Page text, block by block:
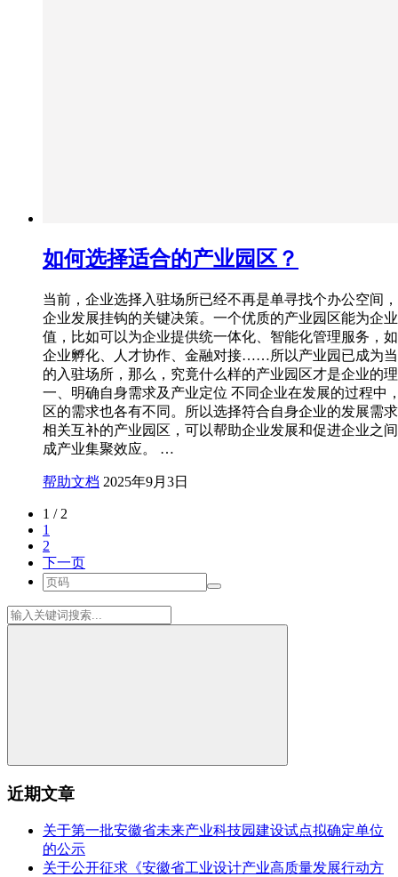
如何选择适合的产业园区？
当前，企业选择入驻场所已经不再是单寻找个办公空间
企业发展挂钩的关键决策。一个优质的产业园区能为企
值，比如可以为企业提供统一体化、智能化管理服务，
企业孵化、人才协作、金融对接……所以产业园已成为
的入驻场所，那么，究竟什么样的产业园区才是企业的
一、明确自身需求及产业定位 不同企业在发展的过程中
区的需求也各有不同。所以选择符合自身企业的发展需
相关互补的产业园区，可以帮助企业发展和促进企业之
成产业集聚效应。 …
帮助文档 2025年9月3日
1 / 2
1
2
下一页
近期文章
关于第一批安徽省未来产业科技园建设试点拟确定单位
的公示
关于公开征求《安徽省工业设计产业高质量发展行动方